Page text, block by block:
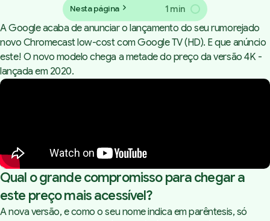
Nesta página 1 min
AGoogle acaba de anunciaro lançamento do seurumorejado
novo Chromecast low-cost com Google TV (HD). E que anúncio
este! O novo modelo chega a metade do preço da versão 4K -
lançada em 2020.
Qual o grande compromisso para chegar a
este preço mais acessível?
A nova versão, e como o seu nome indica em parêntesis, só